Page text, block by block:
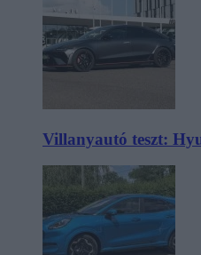
Villanyautó teszt: